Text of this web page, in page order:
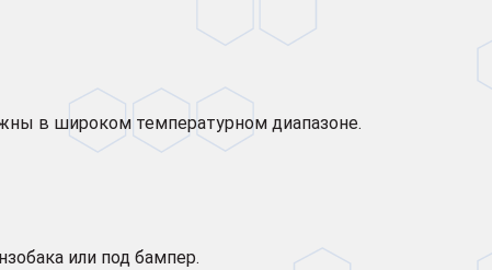
в широком температурном диапазоне.
или под бампер.